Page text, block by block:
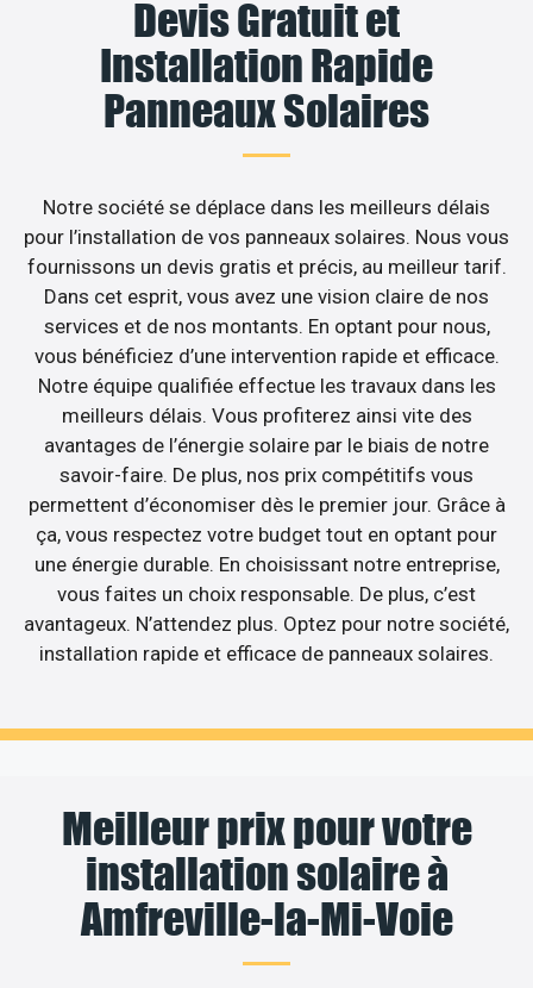
Devis Gratuit et
Installation Rapide
Panneaux Solaires
Notre société se déplace dans les meilleurs délais
pour l’installation de vos panneaux solaires. Nous vous
fournissons un devis gratis et précis, au meilleur tarif.
Dans cet esprit, vous avez une vision claire de nos
services et de nos montants. En optant pour nous,
vous bénéficiez d’une intervention rapide et efficace.
Notre équipe qualifiée effectue les travaux dans les
meilleurs délais. Vous profiterez ainsi vite des
avantages de l’énergie solaire par le biais de notre
savoir-faire. De plus, nos prix compétitifs vous
permettent d’économiser dès le premier jour. Grâce à
ça, vous respectez votre budget tout en optant pour
une énergie durable. En choisissant notre entreprise,
vous faites un choix responsable. De plus, c’est
avantageux. N’attendez plus. Optez pour notre société,
installation rapide et efficace de panneaux solaires.
Meilleur prix pour votre
installation solaire à
Amfreville-la-Mi-Voie